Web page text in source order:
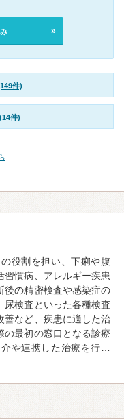
件)
件)
役割を担い、下痢や腹
習慣病、アレルギー疾患
後の精密検査や感染症の
尿検査といった各種検査
善など、疾患に適した治
の最初の窓口となる診療
や連携した治療を行…